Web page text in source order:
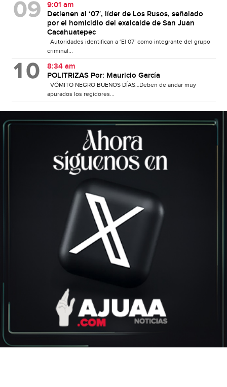
9:01 am
Detienen al ‘07′, líder de Los Rusos, señalado
por el homicidio del exalcalde de San Juan
Cacahuatepec
Autoridades identifican a ‘El 07’ como integrante del grupo
criminal...
8:34 am
POLITRIZAS Por: Mauricio García
VÓMITO NEGRO BUENOS DÍAS…Deben de andar muy
apurados los regidores...